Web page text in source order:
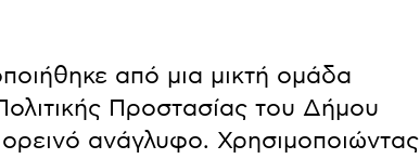
από μια μικτή ομάδα
Προστασίας του Δήμου
ανάγλυφο. Χρησιμοποιώντας